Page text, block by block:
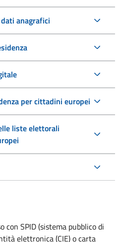
anagrafici
per cittadini europei
liste elettorali
SPID (sistema pubblico di
elettronica (CIE) o carta